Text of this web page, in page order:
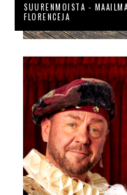
SUURENMOISTA -
FLORENCEJA